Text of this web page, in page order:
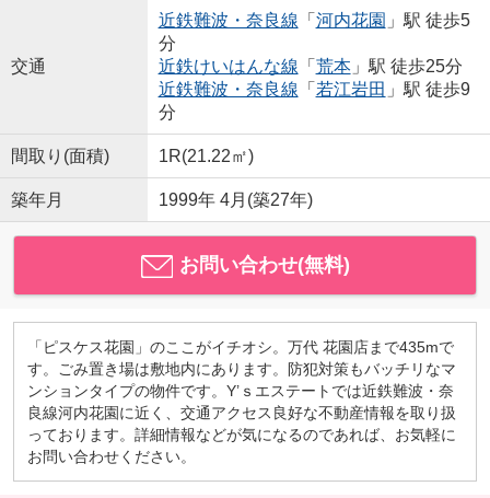
交通
近鉄難波・奈良線 「 河内花園 」駅 徒歩5
分
近鉄けいはんな線 「 荒本」駅 徒歩25分
近鉄難波・奈良線 「 若江岩田 」駅 徒歩9
分
間取り(面積) 1R(21.22㎡)
築年月 1999年 4月(築27年)
お問い合わせ(無料)
「ピスケス花園」のここがイチオシ。万代 花園店まで435mで
す。ごみ置き場は敷地内にあります。防犯対策もバッチリなマ
ンションタイプの物件です。Y’ｓエステートでは近鉄難波・奈
良線河内花園に近く、交通アクセス良好な不動産情報を取り扱
っております。詳細情報などが気になるのであれば、お気軽に
お問い合わせください。